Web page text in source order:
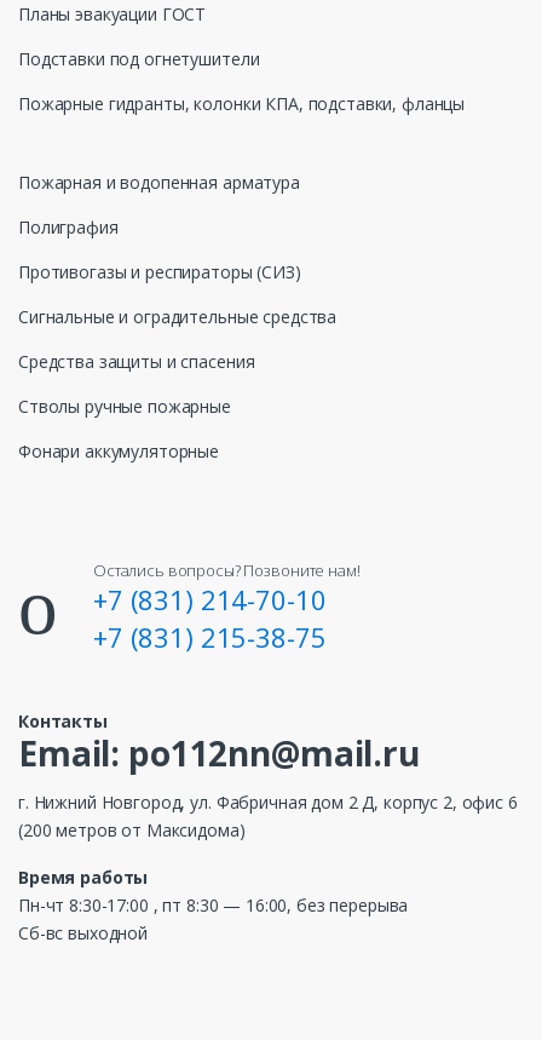
Планы эвакуации ГОСТ
Подставки под огнетушители
Пожарные гидранты, колонки КПА, подставки, фланцы
Пожарная и водопенная арматура
Полиграфия
Противогазы и респираторы (СИЗ)
Сигнальные и оградительные средства
Средства защиты и спасения
Стволы ручные пожарные
Фонари аккумуляторные
Остались вопросы? Позвоните нам!
+7 (831) 214-70-10
+7 (831) 215-38-75
Контакты
Email: po112nn@mail.ru
г. Нижний Новгород, ул. Фабричная дом 2 Д, корпус 2, офис 6
(200 метров от Максидома)
Время работы
Пн-чт 8:30-17:00 , пт 8:30 — 16:00, без перерыва
Сб-вс выходной